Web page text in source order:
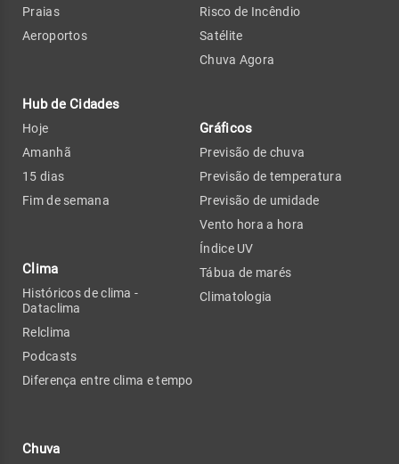
Praias
Aeroportos
Hub de Cidades
Hoje
Amanhã
15 dias
Fim de semana
Clima
Históricos de clima -
Dataclima
Relclima
Podcasts
Diferença entre clima e tempo
Chuva
Risco de Incêndio
Satélite
Chuva Agora
Gráficos
Previsão de chuva
Previsão de temperatura
Previsão de umidade
Vento hora a hora
Índice UV
Tábua de marés
Climatologia